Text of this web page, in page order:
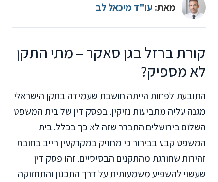
מאת: עו"ד מיכאל לב
קורת ברזל בגן סאקר – מתי התקן
לא מספיק?
התובעת לפחות הייתה חושבת שעמידה בתקן הישראלי
מגנה עליה מתביעות נזיקין. בפסק דין של בית המשפט
השלום בירושלים התברר שזה לא כך בכלל. בית
המשפט קבע בבירור כי מחזיק במקרקעין חייב בחובת
זהירות שחורגת מהתקנים הבסיסיים. זהו פסק דין
שעשוי להשפיע משמעותית על דרך התכנון והתחזוקה